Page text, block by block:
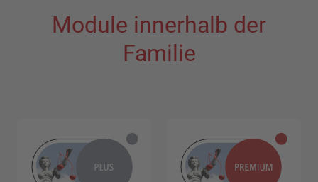
Module innerhalb der
Familie